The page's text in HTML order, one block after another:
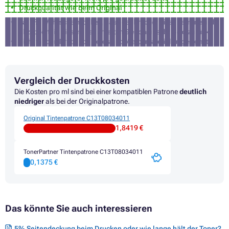
Druckerpatronen EPSON STYLUS PHOTO RX685
Druckerpatronen EPSON STYLUS R265
Druckerpatronen EPSON STYLUS R285
Druckerpatronen EPSON STYLUS R360
Druckerpatronen EPSON STYLUS S20
Druckqualität wie beim Original
ca. 3% Wahrscheinlichkeit, dass der Drucker diese Patrone nicht
akzeptiert (in diesem Fall erhalten Sie von uns Ihr Geld zurück)
nicht für den Druck von Fotos und Werbematerialien geeignet
Vergleich der Druckkosten
Die Kosten pro ml sind bei einer kompatiblen Patronedeutlich
niedrigerals bei der Originalpatrone.
Original Tintenpatrone C13T08034011
1,8419 €
TonerPartner Tintenpatrone C13T08034011
0,1375 €
Das könnte Sie auch interessieren